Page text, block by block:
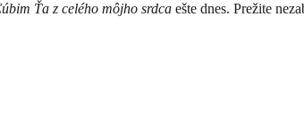
Ťa z celého môjho srdca ešte dnes. Prežite